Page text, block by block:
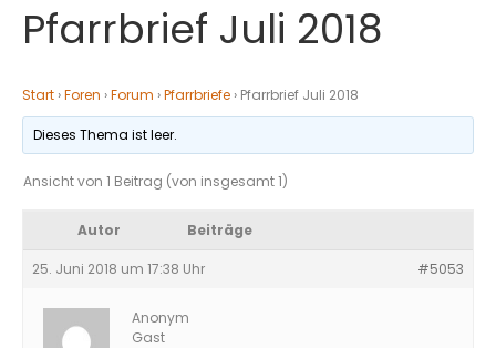
Pfarrbrief Juli 2018
Start ›Foren ›Forum ›Pfarrbriefe › Pfarrbrief Juli 2018
Dieses Thema ist leer.
Ansicht von 1 Beitrag (von insgesamt 1)
Autor Beiträge
25. Juni 2018 um 17:38 Uhr #5053
Anonym
Gast